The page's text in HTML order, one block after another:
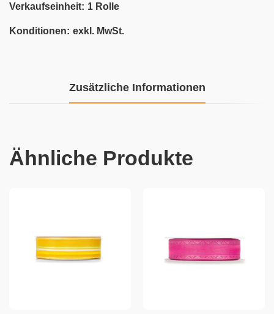
Verkaufseinheit: 1 Rolle
Konditionen: exkl. MwSt.
Zusätzliche Informationen
Ähnliche Produkte